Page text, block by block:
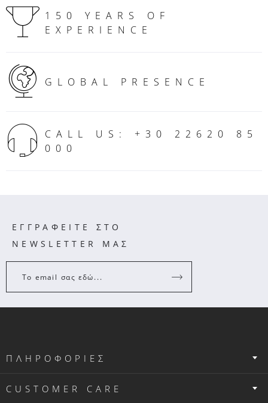
150 YEARS OF
EXPERIENCE
GLOBAL PRESENCE
CALL US: +30 22620 85
000
ΕΓΓΡΑΦΕΙΤΕ ΣΤΟ
NEWSLETTER ΜΑΣ
Το email σας εδώ...
ΠΛΗΡΟΦΟΡΙΕΣ
CUSTOMER CARE